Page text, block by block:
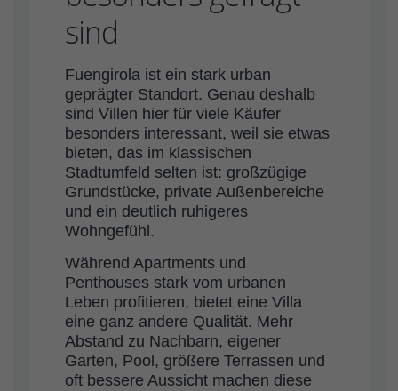
sind
Fuengirola ist ein stark urban
geprägter Standort. Genau deshalb
sind Villen hier für viele Käufer
besonders interessant, weil sie etwas
bieten, das im klassischen
Stadtumfeld selten ist: großzügige
Grundstücke, private Außenbereiche
und ein deutlich ruhigeres
Wohngefühl.
Während Apartments und
Penthouses stark vom urbanen
Leben profitieren, bietet eine Villa
eine ganz andere Qualität. Mehr
Abstand zu Nachbarn, eigener
Garten, Pool, größere Terrassen und
oft bessere Aussicht machen diese